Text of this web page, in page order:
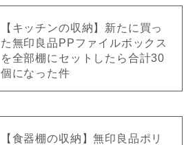
【キッチンの収納】新たに買っ
た無印良品PPファイルボックス
を全部棚にセットしたら合計30
個になった件
【食器棚の収納】無印良品ポリ